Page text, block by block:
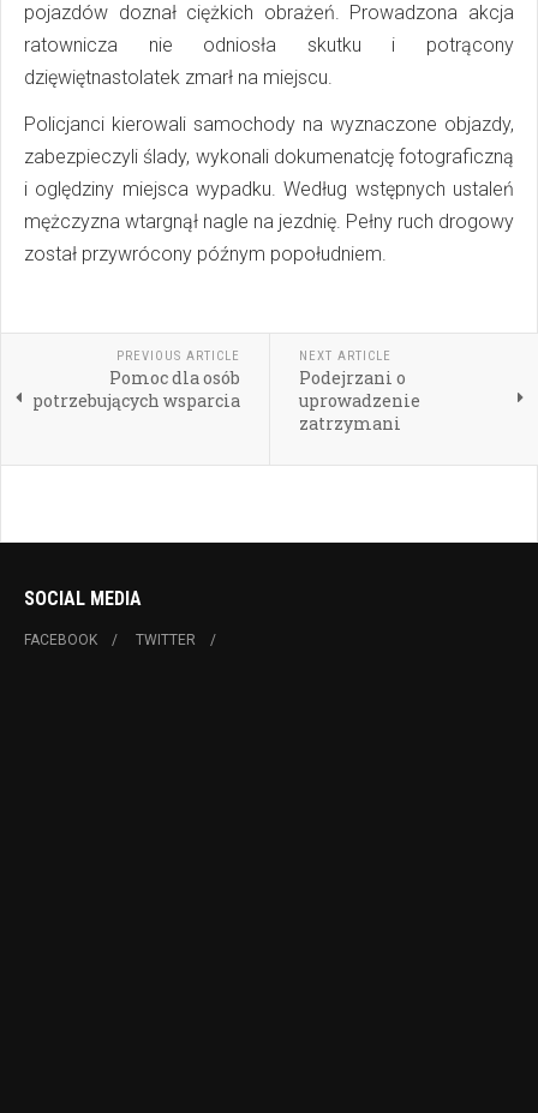
pojazdów doznał ciężkich obrażeń. Prowadzona akcja
ratownicza nie odniosła skutku i potrącony
dzięwiętnastolatek zmarł na miejscu.
Policjanci kierowali samochody na wyznaczone objazdy,
zabezpieczyli ślady, wykonali dokumenatcję fotograficzną
i oględziny miejsca wypadku. Według wstępnych ustaleń
mężczyzna wtargnął nagle na jezdnię. Pełny ruch drogowy
został przywrócony późnym popołudniem.
PREVIOUS ARTICLE
Pomoc dla osób
potrzebujących wsparcia
NEXT ARTICLE
Podejrzani o
uprowadzenie
zatrzymani
SOCIAL MEDIA
FACEBOOK TWITTER